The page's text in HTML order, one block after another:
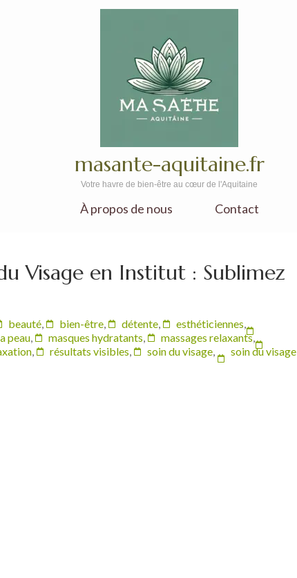
masante-aquitaine.fr
Votre havre de bien-être au cœur de l'Aquitaine
À propos de nous Contact
Visage en Institut : Sublimez
beauté, bien-être, détente, esthéticiennes,
peau, masques hydratants, massages relaxants,
, résultats visibles, soin du visage,
soin du visage